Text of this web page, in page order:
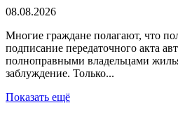
08.08.2026
Многие граждане полагают, что
подписание передаточного акта
полноправными владельцами
заблуждение. Только...
Показать ещё